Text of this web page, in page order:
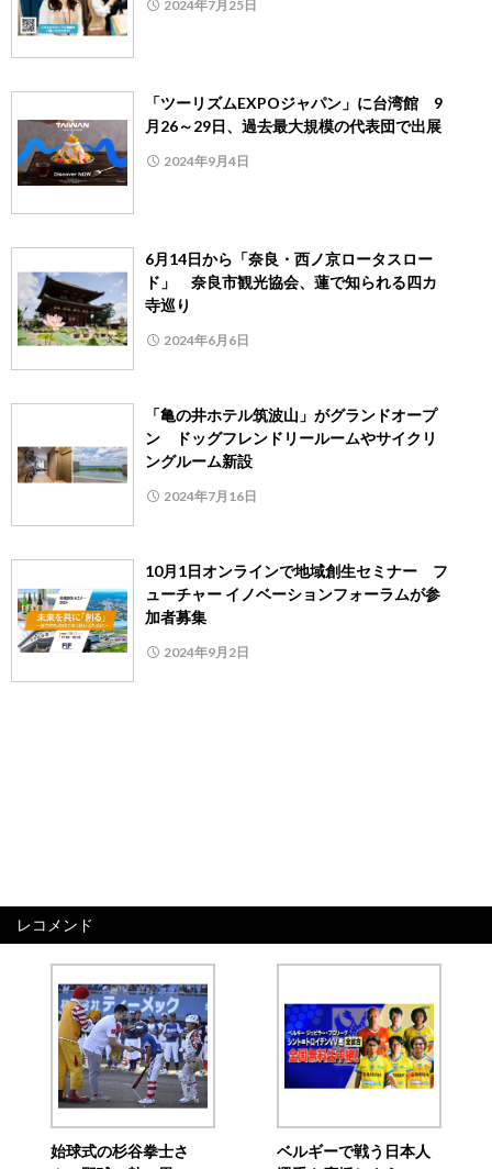
2024年7月25日
「ツーリズムEXPOジャパン」に台湾館 9
月26～29日、過去最大規模の代表団で出展
2024年9月4日
6月14日から「奈良・西ノ京ロータスロー
ド」 奈良市観光協会、蓮で知られる四カ
寺巡り
2024年6月6日
「亀の井ホテル筑波山」がグランドオープ
ン ドッグフレンドリールームやサイクリ
ングルーム新設
2024年7月16日
10月1日オンラインで地域創生セミナー フ
ューチャー イノベーションフォーラムが参
加者募集
2024年9月2日
レコメンド
始球式の杉谷拳士さ
ベルギーで戦う日本人